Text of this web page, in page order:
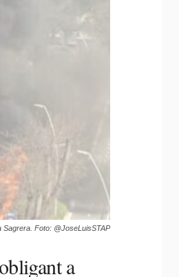
Foto: @JoseLuisSTAP
a